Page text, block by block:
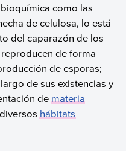
como las
de celulosa, lo está
del caparazón de los
de forma
de esporas;
de sus existencias y
demateria
hábitats